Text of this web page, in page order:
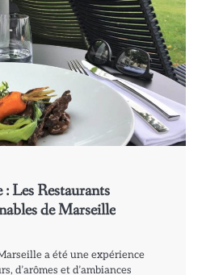
Les Restaurants
de Marseille
a été une expérience
d’arômes et d’ambiances